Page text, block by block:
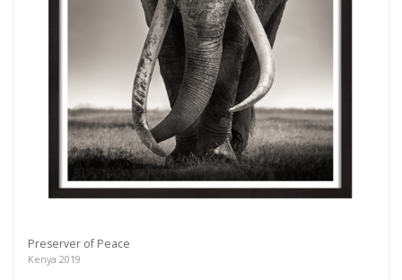
Preserver of Peace
Kenya 2019